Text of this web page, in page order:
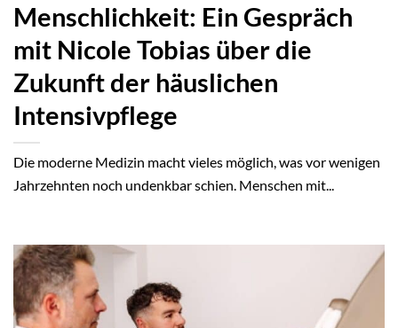
Menschlichkeit: Ein Gespräch
mit Nicole Tobias über die
Zukunft der häuslichen
Intensivpflege
Die moderne Medizin macht vieles möglich, was vor wenigen
Jahrzehnten noch undenkbar schien. Menschen mit...